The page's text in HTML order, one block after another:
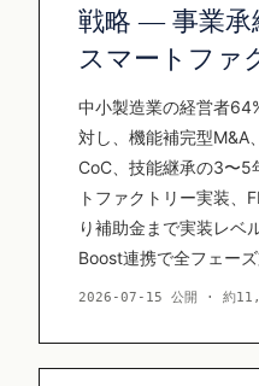
戦略 — 事業承
スマートファ
中小製造業の経営者
対し、機能補完型M&A
CoC、技能継承の3〜5
トファクトリー実装、
り補助金まで実装レベ
Boost連携で全フェーズ
2026-07-15 公開 · 約